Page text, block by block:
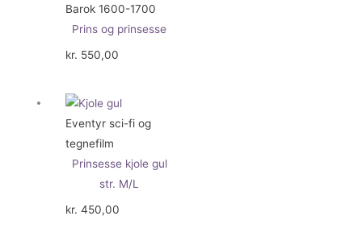
Barok 1600-1700
Prins og prinsesse
kr. 550,00
Eventyr sci-fi og
tegnefilm
Prinsesse kjole gul
str. M/L
kr. 450,00